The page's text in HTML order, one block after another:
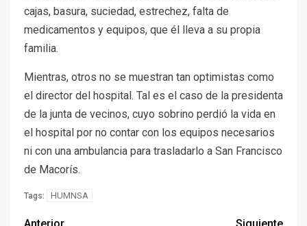
cajas, basura, suciedad, estrechez, falta de
medicamentos y equipos, que él lleva a su propia
familia.
Mientras, otros no se muestran tan optimistas como
el director del hospital. Tal es el caso de la presidenta
de la junta de vecinos, cuyo sobrino perdió la vida en
el hospital por no contar con los equipos necesarios
ni con una ambulancia para trasladarlo a San Francisco
de Macorís.
Tags: HUMNSA